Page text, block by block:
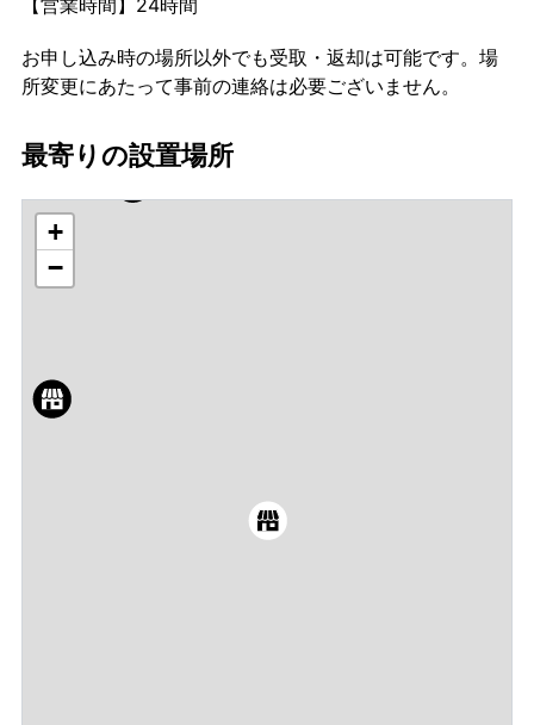
お申し込み時の場所以外でも受取・返却は可能です。場
所変更にあたって事前の連絡は必要ございません。
最寄りの設置場所
+
−